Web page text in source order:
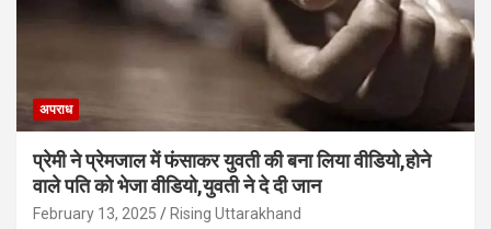
अपराध
प्रेमी ने प्रेमजाल में फंसाकर युवती की बना लिया वीडियो,होने
वाले पत‍ि को भेजा वीड‍ियो,युवती ने दे दी जान
February 13, 2025 Rising Uttarakhand